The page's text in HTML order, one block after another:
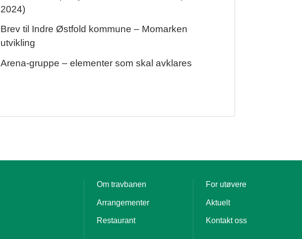
2024)
Brev til Indre Østfold kommune – Momarken
utvikling
Arena-gruppe – elementer som skal avklares
Om travbanen
Arrangementer
Restaurant
For utøvere
Aktuelt
Kontakt oss